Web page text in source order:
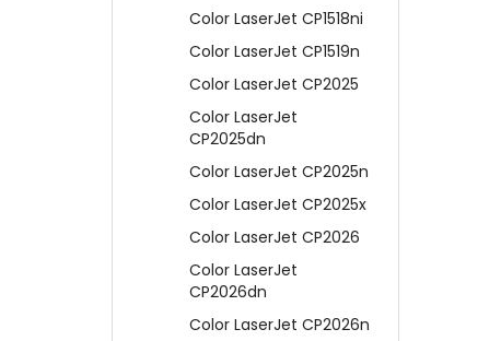
Color LaserJet CP1518ni
Color LaserJet CP1519n
Color LaserJet CP2025
Color LaserJet
CP2025dn
Color LaserJet CP2025n
Color LaserJet CP2025x
Color LaserJet CP2026
Color LaserJet
CP2026dn
Color LaserJet CP2026n